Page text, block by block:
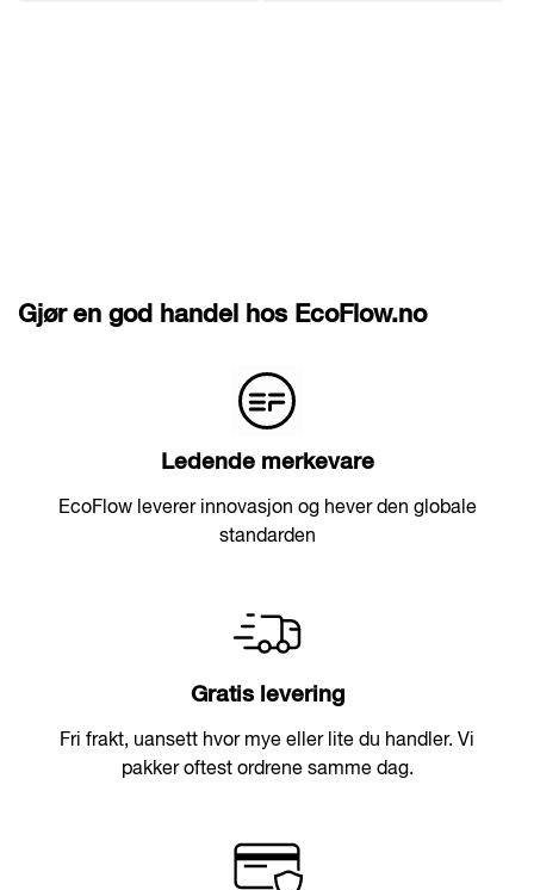
Gjør en god handel hos EcoFlow.no
Ledende merkevare
EcoFlow leverer innovasjon og hever den globale
standarden
Gratis levering
Fri frakt, uansett hvor mye eller lite du handler. Vi
pakker oftest ordrene samme dag.